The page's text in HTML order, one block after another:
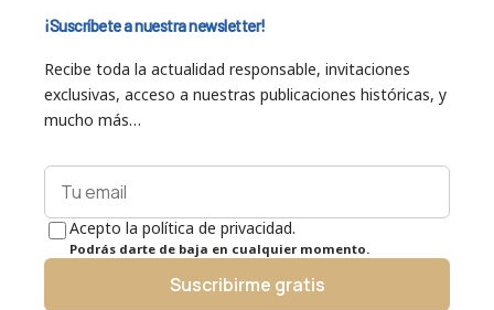
¡Suscríbete a nuestra newsletter!
Recibe toda la actualidad responsable, invitaciones
exclusivas, acceso a nuestras publicaciones históricas, y
mucho más…
Acepto la política de privacidad.
Podrás darte de baja en cualquier momento.
Suscribirme gratis